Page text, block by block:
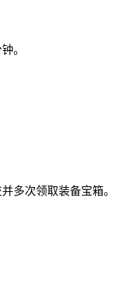
。
多次领取装备宝箱。